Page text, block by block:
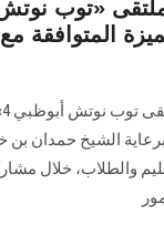
«توب
المتوافقة مع
الشيخ حمدان بن
والطلاب، خلال